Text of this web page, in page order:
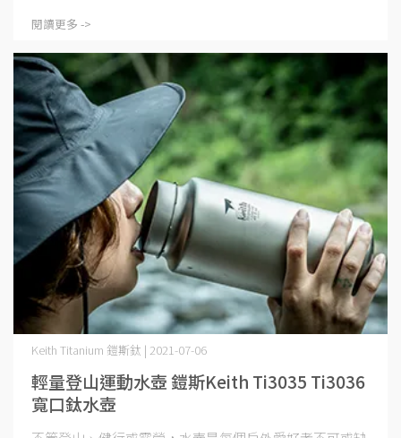
閱讀更多 ->
輕量登山運動水壺 鎧斯Keith Ti3035 Ti3036
寬口鈦水壺
Keith Titanium 鎧斯鈦 | 2021-07-06